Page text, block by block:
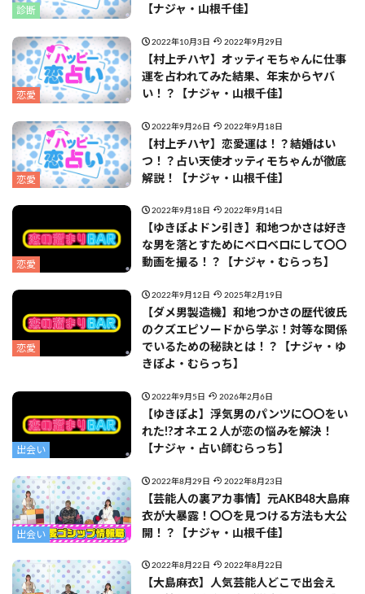
診断
【ナジャ・山根千佳】
恋愛
2022年10月3日 2022年9月29日
【村上チハヤ】オッティモちゃんに仕事
運を占われてみた結果、年末からヤバ
い！？【ナジャ・山根千佳】
恋愛
2022年9月26日 2022年9月18日
【村上チハヤ】恋愛運は！？結婚はい
つ！？占い天使オッティモちゃんが徹底
解説！【ナジャ・山根千佳】
恋愛
2022年9月18日 2022年9月14日
【ゆきぽよドン引き】和地つかさは好き
な男を落とすためにベロベロにして〇〇
動画を撮る！？【ナジャ・むらっち】
恋愛
2022年9月12日 2025年2月19日
【ダメ男製造機】和地つかさの歴代彼氏
のクズエピソードから学ぶ！対等な関係
でいるための秘訣とは！？【ナジャ・ゆ
きぽよ・むらっち】
出会い
2022年9月5日 2026年2月6日
【ゆきぽよ】浮気男のパンツに〇〇をい
れた!?オネエ２人が恋の悩みを解決！
【ナジャ・占い師むらっち】
出会い
2022年8月29日 2022年8月23日
【芸能人の裏アカ事情】元AKB48大島麻
衣が大暴露！〇〇を見つける方法も大公
開！？【ナジャ・山根千佳】
2022年8月22日 2022年8月22日
【大島麻衣】人気芸能人どこで出会え